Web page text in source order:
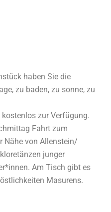
haben Sie die
zu baden, zu sonne, zu
zur Verfügung.
Fahrt zum
Nähe von Allenstein/
junger
Am Tisch gibt es
Masurens.